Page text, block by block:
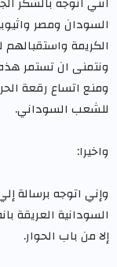
السودان ومصر
الكريمة
ونتمنى ان تستمر
ومنع اتساع رقعة
للشعب السوداني.
واخيرا:
وإني اتوجه برسالة
السودانية العريقة
إلا من باب الحوار.